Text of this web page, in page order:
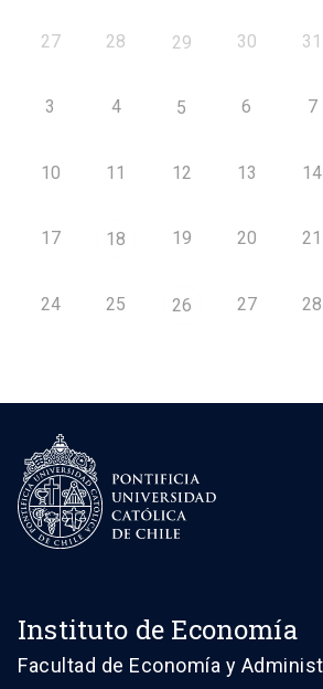
27 28 29 30 31
3 4 5 6 7
10 11 12 13 14
17 18 19 20 21
24 25 26 27 28
Instituto de Economía
Facultad de Economía y